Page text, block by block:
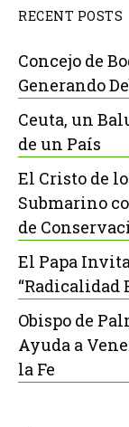
RECENT POSTS
Concejo de
Generando
Ceuta, un
de un País
El Cristo de
Submarino
de
El Papa
“Radicalidad
Obispo de
Ayuda a
la Fe